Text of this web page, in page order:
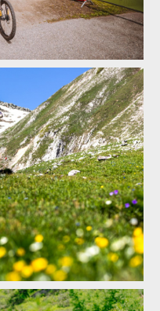
etapák z Aosty do Aosty -
etapák z Aosty do Aosty -
etapák z Aosty do Aosty -
etapák z Aosty do Aosty -
etapák z Aosty do Aosty -